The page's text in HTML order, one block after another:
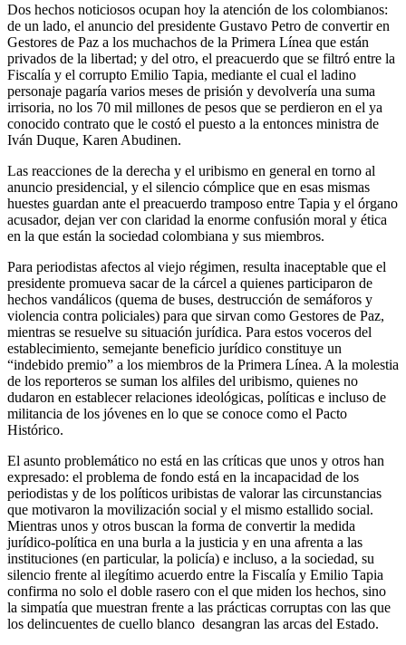
Dos hechos noticiosos ocupan hoy la atención de los colombianos:
de un lado, el anuncio del presidente Gustavo Petro de convertir en
Gestores de Paz a los muchachos de la Primera Línea que están
privados de la libertad; y del otro, el preacuerdo que se filtró entre la
Fiscalía y el corrupto Emilio Tapia, mediante el cual el ladino
personaje pagaría varios meses de prisión y devolvería una suma
irrisoria, no los 70 mil millones de pesos que se perdieron en el ya
conocido contrato que le costó el puesto a la entonces ministra de
Iván Duque, Karen Abudinen.
Las reacciones de la derecha y el uribismo en general en torno al
anuncio presidencial, y el silencio cómplice que en esas mismas
huestes guardan ante el preacuerdo tramposo entre Tapia y el órgano
acusador, dejan ver con claridad la enorme confusión moral y ética
en la que están la sociedad colombiana y sus miembros.
Para periodistas afectos al viejo régimen, resulta inaceptable que el
presidente promueva sacar de la cárcel a quienes participaron de
hechos vandálicos (quema de buses, destrucción de semáforos y
violencia contra policiales) para que sirvan como Gestores de Paz,
mientras se resuelve su situación jurídica. Para estos voceros del
establecimiento, semejante beneficio jurídico constituye un
“indebido premio” a los miembros de la Primera Línea. A la molestia
de los reporteros se suman los alfiles del uribismo, quienes no
dudaron en establecer relaciones ideológicas, políticas e incluso de
militancia de los jóvenes en lo que se conoce como el Pacto
Histórico.
El asunto problemático no está en las críticas que unos y otros han
expresado: el problema de fondo está en la incapacidad de los
periodistas y de los políticos uribistas de valorar las circunstancias
que motivaron la movilización social y el mismo estallido social.
Mientras unos y otros buscan la forma de convertir la medida
jurídico-política en una burla a la justicia y en una afrenta a las
instituciones (en particular, la policía) e incluso, a la sociedad, su
silencio frente al ilegítimo acuerdo entre la Fiscalía y Emilio Tapia
confirma no solo el doble rasero con el que miden los hechos, sino
la simpatía que muestran frente a las prácticas corruptas con las que
los delincuentes de cuello blanco desangran las arcas del Estado.